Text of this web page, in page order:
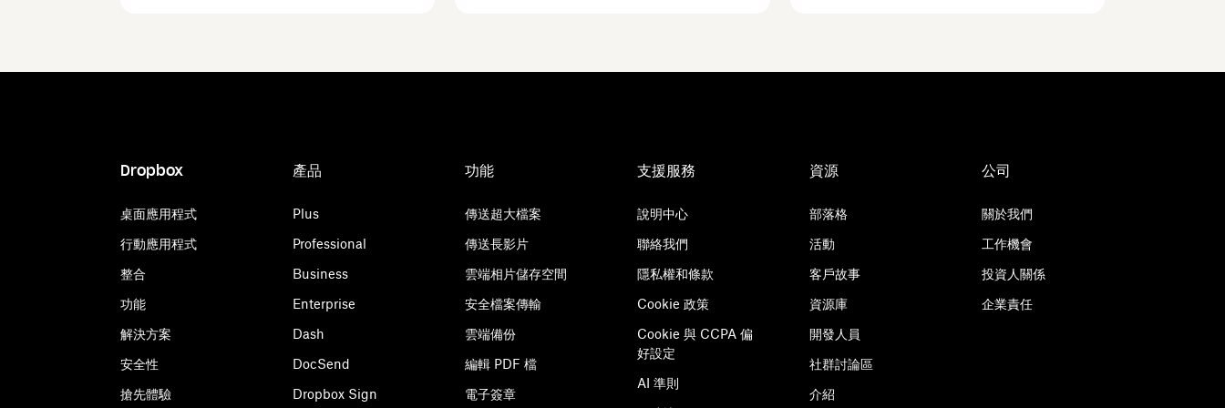
Dropbox
桌面應用程式
行動應用程式
整合
功能
解決方案
安全性
搶先體驗
產品
Plus
Professional
Business
Enterprise
Dash
DocSend
Dropbox Sign
功能
傳送超大檔案
傳送長影片
雲端相片儲存空間
安全檔案傳輸
雲端備份
編輯 PDF 檔
電子簽章
支援服務
說明中心
聯絡我們
隱私權和條款
Cookie 政策
Cookie 與 CCPA 偏
好設定
AI 準則
資源
部落格
活動
客戶故事
資源庫
開發人員
社群討論區
介紹
公司
關於我們
工作機會
投資人關係
企業責任